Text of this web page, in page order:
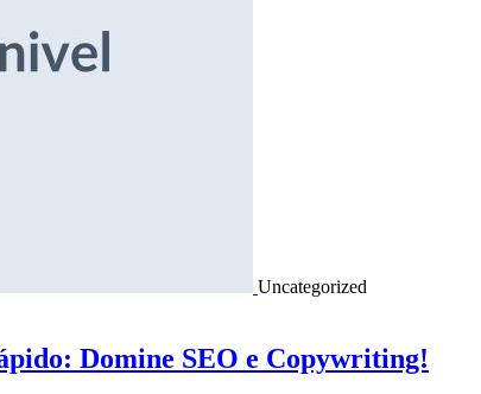
Uncategorized
Domine SEO e Copywriting!